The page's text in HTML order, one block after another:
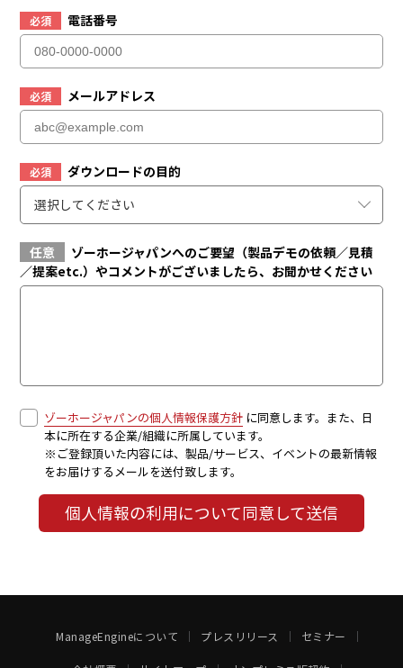
必須 電話番号
必須 メールアドレス
必須
ダウンロードの目的
選択してください
任意
ゾーホージャパンへのご要望（製品デモの依頼／見積
／提案etc.）やコメントがございましたら、お聞かせください
ゾーホージャパンの個人情報保護方針 に同意します。また、日
本に所在する企業/組織に所属しています。
※ご登録頂いた内容には、製品/サービス、イベントの最新情報
をお届けするメールを送付致します。
個人情報の利用について同意して送信
ManageEngineについて プレスリリース セミナー